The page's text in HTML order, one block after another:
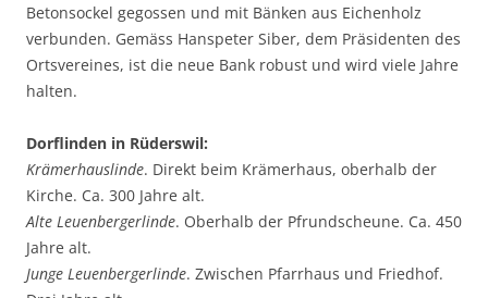
Betonsockel gegossen und mit Bänken aus Eichenholz
verbunden. Gemäss Hanspeter Siber, dem Präsidenten des
Ortsvereines, ist die neue Bank robust und wird viele Jahre
halten.
Dorflinden in Rüderswil:
Krämerhauslinde. Direkt beim Krämerhaus, oberhalb der
Kirche. Ca. 300 Jahre alt.
Alte Leuenbergerlinde. Oberhalb der Pfrundscheune. Ca. 450
Jahre alt.
Junge Leuenbergerlinde. Zwischen Pfarrhaus und Friedhof.